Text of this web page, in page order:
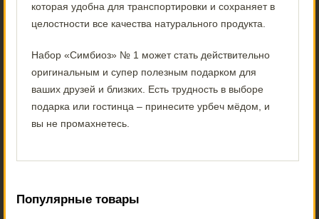
которая удобна для транспортировки и сохраняет в
целостности все качества натурального продукта.
Набор «Симбиоз» № 1 может стать действительно
оригинальным и супер полезным подарком для
ваших друзей и близких. Есть трудность в выборе
подарка или гостинца – принесите урбеч мёдом, и
вы не промахнетесь.
Популярные товары